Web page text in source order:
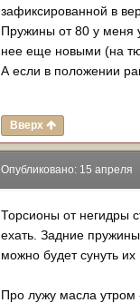
зафиксированной в
Пружины от 80 у меня
нее еще новыми (на
А если в положении
Вверх
Опубликовано: 15 апреля
Торсионы от негидры
ехать. Задние
можно будет сунуть
Про лужу масла утром